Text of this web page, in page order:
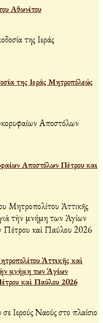
Αθωνίτου
της Ιεράς Μητροπόλεώς
Αποστόλων Πέτρου και
Ἀττικῆς καὶ
μνήμη των Ἁγίων
καὶ Παύλου 2026